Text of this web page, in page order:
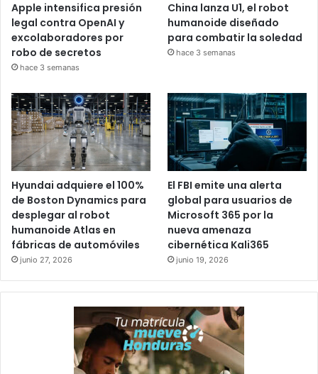
Apple intensifica presión
legal contra OpenAI y
excolaboradores por
robo de secretos
hace 3 semanas
China lanza U1, el robot
humanoide diseñado
para combatir la soledad
hace 3 semanas
Hyundai adquiere el 100%
de Boston Dynamics para
desplegar al robot
humanoide Atlas en
fábricas de automóviles
junio 27, 2026
El FBI emite una alerta
global para usuarios de
Microsoft 365 por la
nueva amenaza
cibernética Kali365
junio 19, 2026